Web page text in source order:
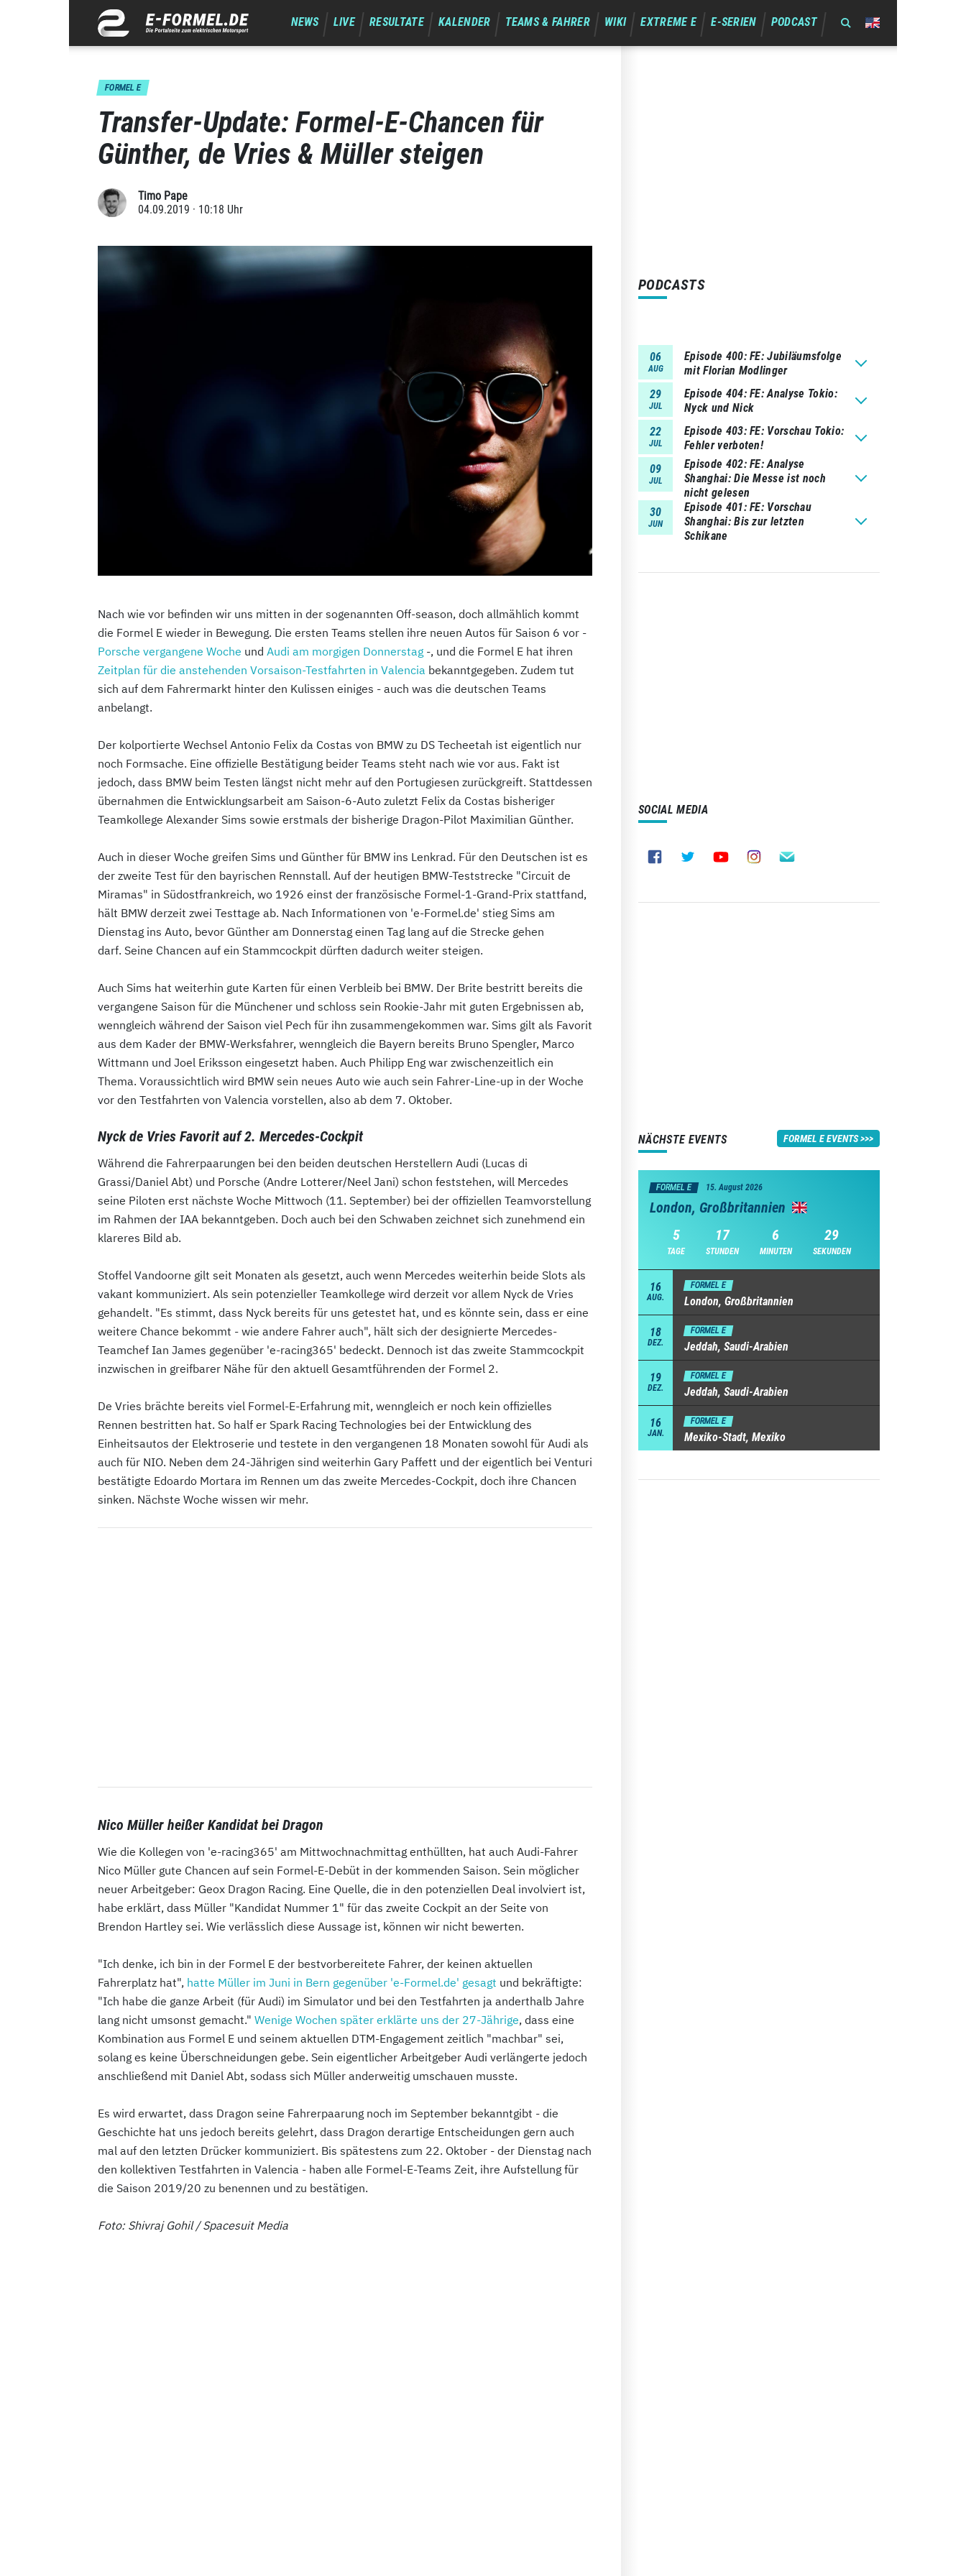
NEWS LIVE RESULTATE KALENDER TEAMS & FAHRER WIKI EXTREME E E-SERIEN PODCAST
FORMEL E
Transfer-Update: Formel-E-Chancen für
Günther, de Vries & Müller steigen
Timo Pape
04.09.2019 · 10:18 Uhr
Nach wie vor befinden wir uns mitten in der sogenannten Off-season, doch allmählich kommt
die Formel E wieder in Bewegung. Die ersten Teams stellen ihre neuen Autos für Saison 6 vor -
Porsche vergangene Woche und Audi am morgigen Donnerstag -, und die Formel E hat ihren
Zeitplan für die anstehenden Vorsaison-Testfahrten in Valencia bekanntgegeben. Zudem tut
sich auf dem Fahrermarkt hinter den Kulissen einiges - auch was die deutschen Teams
anbelangt.
Der kolportierte Wechsel Antonio Felix da Costas von BMW zu DS Techeetah ist eigentlich nur
noch Formsache. Eine offizielle Bestätigung beider Teams steht nach wie vor aus. Fakt ist
jedoch, dass BMW beim Testen längst nicht mehr auf den Portugiesen zurückgreift. Stattdessen
übernahmen die Entwicklungsarbeit am Saison-6-Auto zuletzt Felix da Costas bisheriger
Teamkollege Alexander Sims sowie erstmals der bisherige Dragon-Pilot Maximilian Günther.
Auch in dieser Woche greifen Sims und Günther für BMW ins Lenkrad. Für den Deutschen ist es
der zweite Test für den bayrischen Rennstall. Auf der heutigen BMW-Teststrecke "Circuit de
Miramas" in Südostfrankreich, wo 1926 einst der französische Formel-1-Grand-Prix stattfand,
hält BMW derzeit zwei Testtage ab. Nach Informationen von 'e-Formel.de' stieg Sims am
Dienstag ins Auto, bevor Günther am Donnerstag einen Tag lang auf die Strecke gehen
darf. Seine Chancen auf ein Stammcockpit dürften dadurch weiter steigen.
Auch Sims hat weiterhin gute Karten für einen Verbleib bei BMW. Der Brite bestritt bereits die
vergangene Saison für die Münchener und schloss sein Rookie-Jahr mit guten Ergebnissen ab,
wenngleich während der Saison viel Pech für ihn zusammengekommen war. Sims gilt als Favorit
aus dem Kader der BMW-Werksfahrer, wenngleich die Bayern bereits Bruno Spengler, Marco
Wittmann und Joel Eriksson eingesetzt haben. Auch Philipp Eng war zwischenzeitlich ein
Thema. Voraussichtlich wird BMW sein neues Auto wie auch sein Fahrer-Line-up in der Woche
vor den Testfahrten von Valencia vorstellen, also ab dem 7. Oktober.
Nyck de Vries Favorit auf 2. Mercedes-Cockpit
Während die Fahrerpaarungen bei den beiden deutschen Herstellern Audi (Lucas di
Grassi/Daniel Abt) und Porsche (Andre Lotterer/Neel Jani) schon feststehen, will Mercedes
seine Piloten erst nächste Woche Mittwoch (11. September) bei der offiziellen Teamvorstellung
im Rahmen der IAA bekanntgeben. Doch auch bei den Schwaben zeichnet sich zunehmend ein
klareres Bild ab.
Stoffel Vandoorne gilt seit Monaten als gesetzt, auch wenn Mercedes weiterhin beide Slots als
vakant kommuniziert. Als sein potenzieller Teamkollege wird derzeit vor allem Nyck de Vries
gehandelt. "Es stimmt, dass Nyck bereits für uns getestet hat, und es könnte sein, dass er eine
weitere Chance bekommt - wie andere Fahrer auch", hält sich der designierte Mercedes-
Teamchef Ian James gegenüber 'e-racing365' bedeckt. Dennoch ist das zweite Stammcockpit
inzwischen in greifbarer Nähe für den aktuell Gesamtführenden der Formel 2.
De Vries brächte bereits viel Formel-E-Erfahrung mit, wenngleich er noch kein offizielles
Rennen bestritten hat. So half er Spark Racing Technologies bei der Entwicklung des
Einheitsautos der Elektroserie und testete in den vergangenen 18 Monaten sowohl für Audi als
auch für NIO. Neben dem 24-Jährigen sind weiterhin Gary Paffett und der eigentlich bei Venturi
bestätigte Edoardo Mortara im Rennen um das zweite Mercedes-Cockpit, doch ihre Chancen
sinken. Nächste Woche wissen wir mehr.
Nico Müller heißer Kandidat bei Dragon
Wie die Kollegen von 'e-racing365' am Mittwochnachmittag enthüllten, hat auch Audi-Fahrer
Nico Müller gute Chancen auf sein Formel-E-Debüt in der kommenden Saison. Sein möglicher
neuer Arbeitgeber: Geox Dragon Racing. Eine Quelle, die in den potenziellen Deal involviert ist,
habe erklärt, dass Müller "Kandidat Nummer 1" für das zweite Cockpit an der Seite von
Brendon Hartley sei. Wie verlässlich diese Aussage ist, können wir nicht bewerten.
"Ich denke, ich bin in der Formel E der bestvorbereitete Fahrer, der keinen aktuellen
Fahrerplatz hat", hatte Müller im Juni in Bern gegenüber 'e-Formel.de' gesagt und bekräftigte:
"Ich habe die ganze Arbeit (für Audi) im Simulator und bei den Testfahrten ja anderthalb Jahre
lang nicht umsonst gemacht." Wenige Wochen später erklärte uns der 27-Jährige, dass eine
Kombination aus Formel E und seinem aktuellen DTM-Engagement zeitlich "machbar" sei,
solang es keine Überschneidungen gebe. Sein eigentlicher Arbeitgeber Audi verlängerte jedoch
anschließend mit Daniel Abt, sodass sich Müller anderweitig umschauen musste.
Es wird erwartet, dass Dragon seine Fahrerpaarung noch im September bekanntgibt - die
Geschichte hat uns jedoch bereits gelehrt, dass Dragon derartige Entscheidungen gern auch
mal auf den letzten Drücker kommuniziert. Bis spätestens zum 22. Oktober - der Dienstag nach
den kollektiven Testfahrten in Valencia - haben alle Formel-E-Teams Zeit, ihre Aufstellung für
die Saison 2019/20 zu benennen und zu bestätigen.
Foto: Shivraj Gohil / Spacesuit Media
PODCASTS
06
AUG
Episode 400 FE: Jubiläumsfolge
mit Florian Modlinger
29
JUL
Episode 404 FE: Analyse Tokio:
Nyck und Nick
22
JUL
Episode 403 FE: Vorschau Tokio:
Fehler verboten!
09
JUL
Episode 402 FE: Analyse
Shanghai: Die Messe ist noch
nicht gelesen
30
JUN
Episode 401 FE: Vorschau
Shanghai: Bis zur letzten
Schikane
SOCIAL MEDIA
NÄCHSTE EVENTS FORMEL E EVENTS
FORMEL E 15. August 2026
London, Großbritannien
5
TAGE
17
STUNDEN
6
MINUTEN
28
SEKUNDEN
16
AUG.
FORMEL E
London, Großbritannien
18
DEZ.
FORMEL E
Jeddah, Saudi-Arabien
19
DEZ.
FORMEL E
Jeddah, Saudi-Arabien
16
JAN.
FORMEL E
Mexiko-Stadt, Mexiko